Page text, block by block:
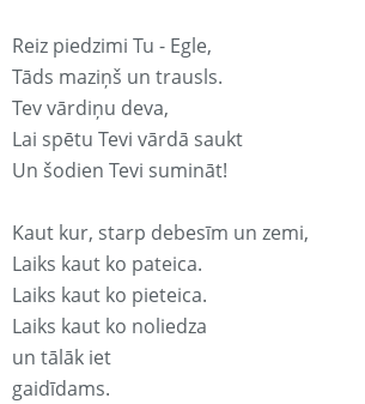
Reiz piedzimi Tu - Egle,
Tāds maziņš un trausls.
Tev vārdiņu deva,
Lai spētu Tevi vārdā saukt
Un šodien Tevi sumināt!
Kaut kur, starp debesīm un zemi,
Laiks kaut ko pateica.
Laiks kaut ko pieteica.
Laiks kaut ko noliedza
un tālāk iet
gaidīdams.